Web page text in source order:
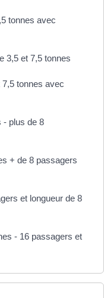
tonnes avec
3,5 et 7,5 tonnes
tonnes avec
- plus de 8
+ de 8 passagers
et longueur de 8
- 16 passagers et